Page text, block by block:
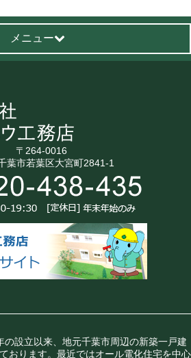
メニュー
〒264-0016
葉市若葉区大宮町2841-1
の設立以来、地元千葉市周辺の新築一戸建
おります。最近ではオール電化住宅を中心